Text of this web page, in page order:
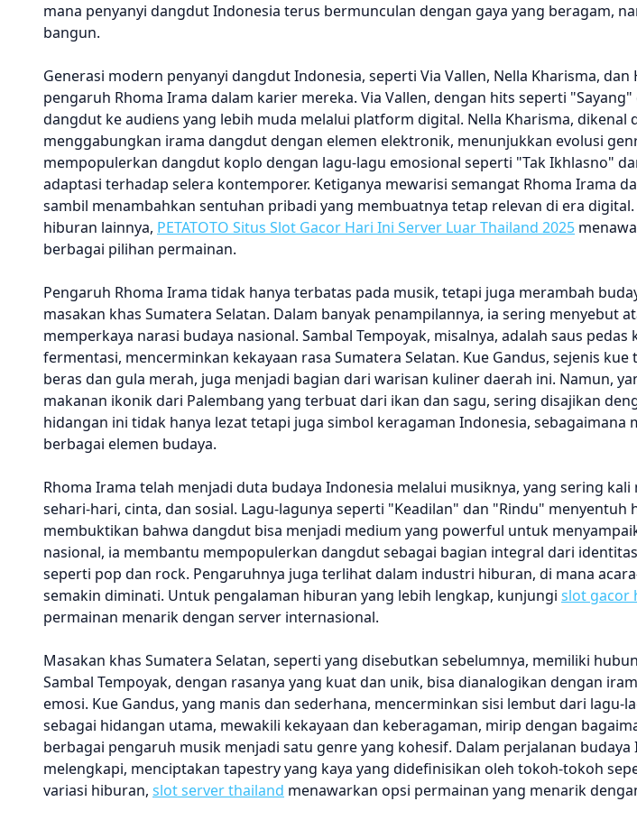
mana penyanyi dangdut Indonesia terus bermunculan dengan gaya yang beragam,
bangun.
Generasi modern penyanyi dangdut Indonesia, seperti Via Vallen, Nella Kharisma,
pengaruh Rhoma Irama dalam karier mereka. Via Vallen, dengan hits seperti
dangdut ke audiens yang lebih muda melalui platform digital. Nella Kharisma, dikenal
menggabungkan irama dangdut dengan elemen elektronik, menunjukkan evolusi
mempopulerkan dangdut koplo dengan lagu-lagu emosional seperti "Tak Ikhlasno"
adaptasi terhadap selera kontemporer. Ketiganya mewarisi semangat Rhoma Irama
sambil menambahkan sentuhan pribadi yang membuatnya tetap relevan di era
hiburan lainnya, PETATOTO Situs Slot Gacor Hari Ini Server Luar Thailand 2025
berbagai pilihan permainan.
Pengaruh Rhoma Irama tidak hanya terbatas pada musik, tetapi juga merambah
masakan khas Sumatera Selatan. Dalam banyak penampilannya, ia sering menyebut
memperkaya narasi budaya nasional. Sambal Tempoyak, misalnya, adalah saus
fermentasi, mencerminkan kekayaan rasa Sumatera Selatan. Kue Gandus, sejenis
beras dan gula merah, juga menjadi bagian dari warisan kuliner daerah ini. Namun,
makanan ikonik dari Palembang yang terbuat dari ikan dan sagu, sering disajikan
hidangan ini tidak hanya lezat tetapi juga simbol keragaman Indonesia, sebagaimana
berbagai elemen budaya.
Rhoma Irama telah menjadi duta budaya Indonesia melalui musiknya, yang sering
sehari-hari, cinta, dan sosial. Lagu-lagunya seperti "Keadilan" dan "Rindu"
membuktikan bahwa dangdut bisa menjadi medium yang powerful untuk
nasional, ia membantu mempopulerkan dangdut sebagai bagian integral dari
seperti pop dan rock. Pengaruhnya juga terlihat dalam industri hiburan, di mana
semakin diminati. Untuk pengalaman hiburan yang lebih lengkap, kunjungi slot gacor
permainan menarik dengan server internasional.
Masakan khas Sumatera Selatan, seperti yang disebutkan sebelumnya, memiliki
Sambal Tempoyak, dengan rasanya yang kuat dan unik, bisa dianalogikan dengan
emosi. Kue Gandus, yang manis dan sederhana, mencerminkan sisi lembut dari lagu-
sebagai hidangan utama, mewakili kekayaan dan keberagaman, mirip dengan
berbagai pengaruh musik menjadi satu genre yang kohesif. Dalam perjalanan
melengkapi, menciptakan tapestry yang kaya yang didefinisikan oleh tokoh-tokoh
variasi hiburan, slot server thailand menawarkan opsi permainan yang menarik